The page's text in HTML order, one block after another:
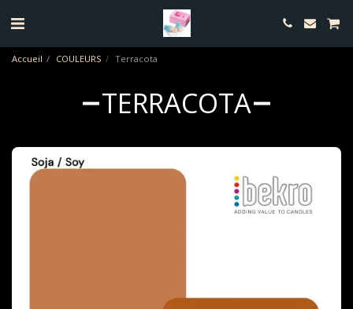
Accueil COULEURS Terracota
TERRACOTA